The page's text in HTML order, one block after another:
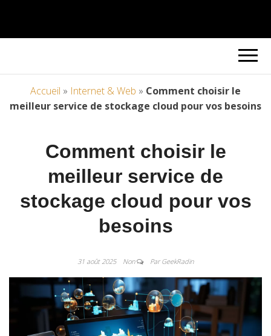
Accueil » Internet & Web » Comment choisir le
meilleur service de stockage cloud pour vos besoins
Comment choisir le
meilleur service de
stockage cloud pour vos
besoins
31 août 2025 Non Par GeekRadin